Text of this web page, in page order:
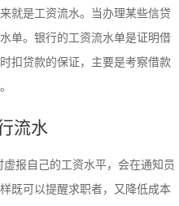
就是工资流水。当办理某些信贷
单。银行的工资流水单是证明借
扣贷款的保证，主要是考察借款
流水
报自己的工资水平，会在通知员
既可以提醒求职者，又降低成本